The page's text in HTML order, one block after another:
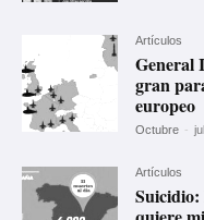
Artículos
General
gran
europeo
Octubre -
Artículos